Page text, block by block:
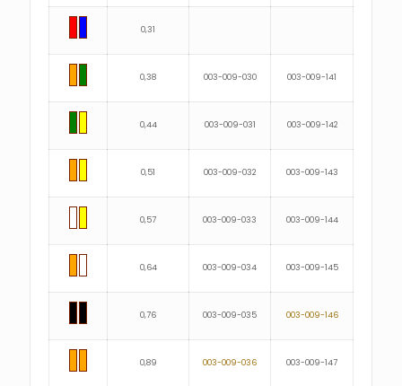
0,31
0,38 003-009-030 003-009-141
0,44 003-009-031 003-009-142
0,51 003-009-032 003-009-143
0,57 003-009-033 003-009-144
0,64 003-009-034 003-009-145
0,76 003-009-035 003-009-146
0,89 003-009-036 003-009-147